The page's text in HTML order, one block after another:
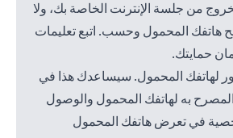
من جلسة الإنترنت الخاصة بك، ولا
هاتفك المحمول وحسب. اتبع تعليمات
حمايتك.
لهاتفك المحمول. سيساعدك هذا في
به لهاتفك المحمول والوصول
في تعرض هاتفك المحمول